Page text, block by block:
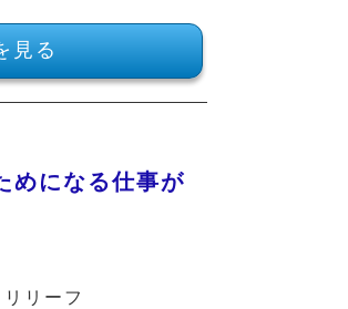
見る
めになる仕事が
リーフ